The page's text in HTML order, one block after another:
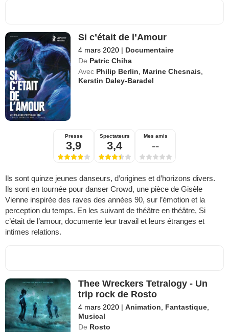
Si c’était de l’Amour
4 mars 2020 | Documentaire
De Patric Chiha
Avec Philip Berlin Marine Chesnais
Kerstin Daley-Baradel
Presse
3,9
Spectateurs
3,4
Mes amis
--
Ils sont quinze jeunes danseurs, d’origines et d’horizons divers.
Ils sont en tournée pour danser Crowd, une pièce de Gisèle
Vienne inspirée des raves des années 90, sur l’émotion et la
perception du temps. En les suivant de théâtre en théâtre, Si
c’était de l’amour, documente leur travail et leurs étranges et
intimes relations.
Thee Wreckers Tetralogy - Un
trip rock de Rosto
4 mars 2020 | Animation Fantastique
Musical
De Rosto